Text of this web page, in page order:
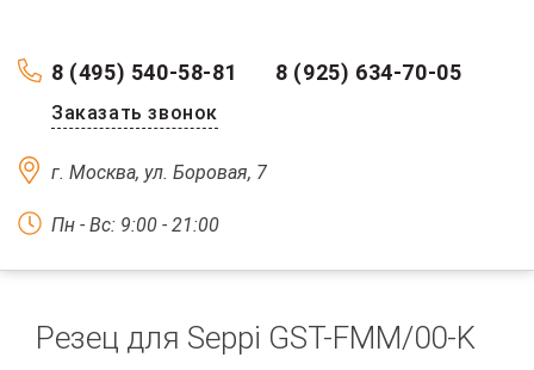
8 (495) 540-58-81 8 (925) 634-70-05
Заказать звонок
г. Москва, ул. Боровая, 7
Пн - Вс: 9:00 - 21:00
Резец для Seppi GST-FMM/00-K